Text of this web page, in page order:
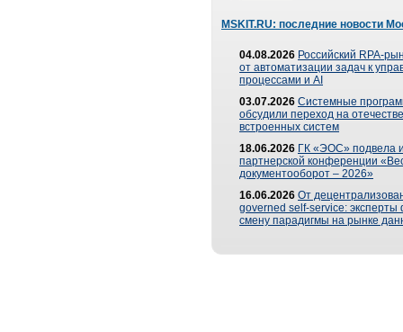
MSKIT.RU: последние новости
04.08.2026 Российский RPA-
от автоматизации задач к
процессами и AI
03.07.2026 Системные
обсудили переход на
встроенных систем
18.06.2026 ГК «ЭОС» подвела
партнерской конференции
документооборот – 2026»
16.06.2026 От
governed self-service: эксперты
смену парадигмы на рынке